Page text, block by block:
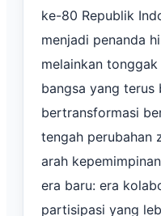
ke-80 Republik
menjadi penanda
melainkan
bangsa yang terus
bertransformasi
tengah perubahan
arah
era baru: era
partisipasi yang